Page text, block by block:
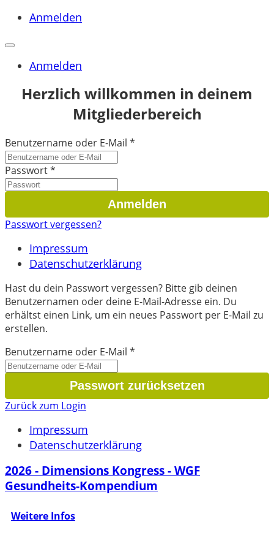
Anmelden
Anmelden
Herzlich willkommen in deinem
Mitgliederbereich
Benutzername oder E-Mail *
Passwort*
Passwort vergessen?
Impressum
Datenschutzerklärung
Hast du dein Passwort vergessen? Bitte gib deinen
Benutzernamen oder deine E-Mail-Adresse ein. Du
erhältst einen Link, um ein neues Passwort per E-Mail zu
erstellen.
Benutzername oder E-Mail *
Zurück zum Login
Impressum
Datenschutzerklärung
2026 - Dimensions Kongress - WGF
Gesundheits-Kompendium
Weitere Infos